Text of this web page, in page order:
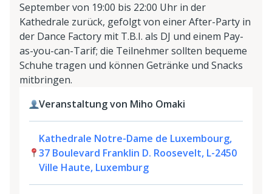
September von 19:00 bis 22:00 Uhr in der
Kathedrale zurück, gefolgt von einer After-Party in
der Dance Factory mit T.B.I. als DJ und einem Pay-
as-you-can-Tarif; die Teilnehmer sollten bequeme
Schuhe tragen und können Getränke und Snacks
mitbringen.
Veranstaltung von Miho Omaki
Kathedrale Notre-Dame de Luxembourg,
37 Boulevard Franklin D. Roosevelt, L-2450
Ville Haute, Luxemburg